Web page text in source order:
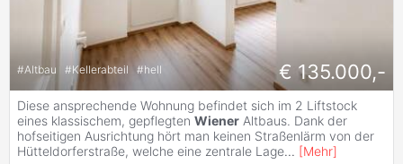
#Altbau #Kellerabteil #hell € 135.000,-
Diese ansprechende Wohnung befindet sich im 2 Liftstock
eines klassischem, gepflegten Wiener Altbaus. Dank der
hofseitigen Ausrichtung hört man keinen Straßenlärm von der
Hütteldorferstraße, welche eine zentrale Lage... [Mehr]